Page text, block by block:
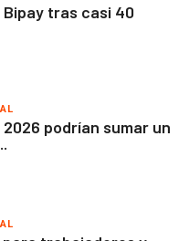
tras casi 40
podrían sumar un